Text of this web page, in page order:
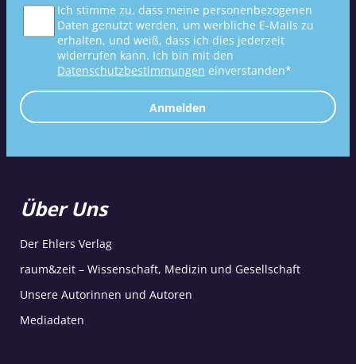
Ich stimme zu, dass meine personenbezogenen
Daten genutzt werden, um werbliche E-Mails zu
erhalten, und weiß, dass ich dies jederzeit
widerrufen kann. Ich bin mit den
Datenschutzbestimmungen einverstanden*
Anmelden
Über Uns
Der Ehlers Verlag
raum&zeit – Wissenschaft, Medizin und Gesellschaft
Unsere Autorinnen und Autoren
Mediadaten